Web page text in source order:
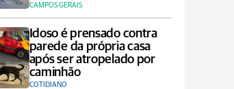
CAMPOS GERAIS
Idoso é prensado contra
parede da própria casa
após ser atropelado por
caminhão
COTIDIANO